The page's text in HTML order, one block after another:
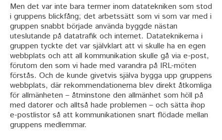
Men det var inte bara termer inom datatekniken som stod
i gruppens blickfång; det arbetssätt som vi som var med i
gruppen snabbt började använda byggde nästan
uteslutande på datatrafik och internet. Datateknikerna i
gruppen tyckte det var självklart att vi skulle ha en egen
webbplats och att all kommunikation skulle gå via e-post,
förutom den som vi hade med varandra på IRL-möten
förstås. Och de kunde givetvis själva bygga upp gruppens
webbplats, där rekommendationerna blev direkt åtkomliga
för allmänheten – åtminstone den allmänhet som höll på
med datorer och alltså hade problemen – och sätta ihop
e-postlistor så att kommunikationen snart flödade mellan
gruppens medlemmar.